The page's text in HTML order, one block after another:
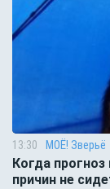
13:30 МОЁ! Зверьё
Когда
причин не